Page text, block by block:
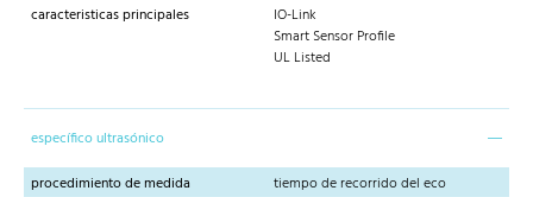
caracteristicas principales
IO-Link
Smart Sensor Profile
UL Listed
específico ultrasónico
procedimiento de medida
tiempo de recorrido del eco